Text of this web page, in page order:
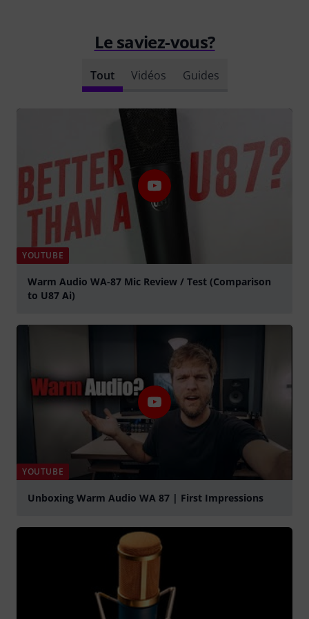
Le saviez-vous?
Tout Vidéos Guides
YOUTUBE
Warm Audio WA-87 Mic Review / Test (Comparison
to U87 Ai)
YOUTUBE
Unboxing Warm Audio WA 87 | First Impressions